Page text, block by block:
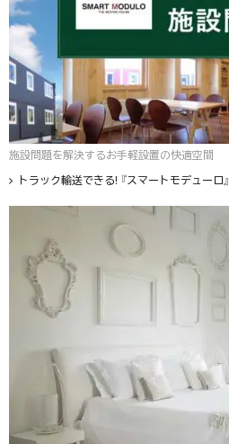
施設問題を解決するお手軽設置の快適空間
トラック輸送できる! 『スマートモデューロ』